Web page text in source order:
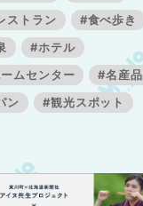
ストラン
#食べ歩き
#ホテル
ムセンター
#名産品
ン
#観光スポット